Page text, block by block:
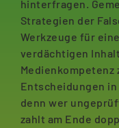
hinterfragen.
Strategien der
Werkzeuge für
verdächtigen
Entscheidungen
denn wer
zahlt am Ende